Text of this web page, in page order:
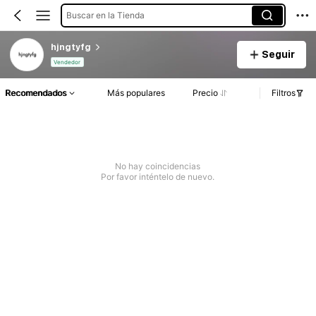
Buscar en la Tienda
hjngtyfg
Vendedor
Seguir
Recomendados Más populares Precio Filtros
No hay coincidencias
Por favor inténtelo de nuevo.